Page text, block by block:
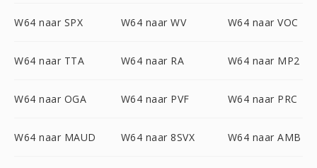
W64 naar SPX W64 naar WV W64 naar VOC
W64 naar TTA W64 naar RA W64 naar MP2
W64 naar OGA W64 naar PVF W64 naar PRC
W64 naar MAUD W64 naar 8SVX W64 naar AMB